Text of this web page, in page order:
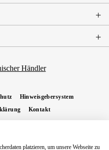
Hinweisgebersystem
Kontakt
nicht anders angegeben.
platzieren, um unsere Webseite zu